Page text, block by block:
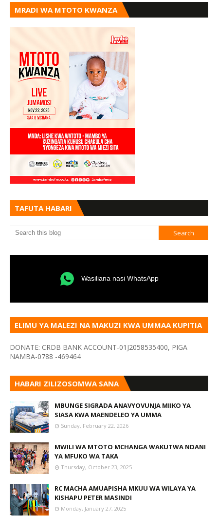
MRADI WA MTOTO KWANZA
TAFUTA HABARI
Wasiliana nasi WhatsApp
ELIMU YA MALEZI NA MAKUZI KWA UMMAA KUPITIA
DONATE: CRDB BANK ACCOUNT-01J2058535400, PIGA
NAMBA-0788 -469464
HABARI ZILIZOSOMWA SANA
MBUNGE SIGRADA ANAVYOVUNJA MIIKO YA
SIASA KWA MAENDELEO YA UMMA
Sunday, February 22, 2026
MWILI WA MTOTO MCHANGA WAKUTWA NDANI
YA MFUKO WA TAKA
Thursday, October 23, 2025
RC MACHA AMUAPISHA MKUU WA WILAYA YA
KISHAPU PETER MASINDI
Monday, January 27, 2025